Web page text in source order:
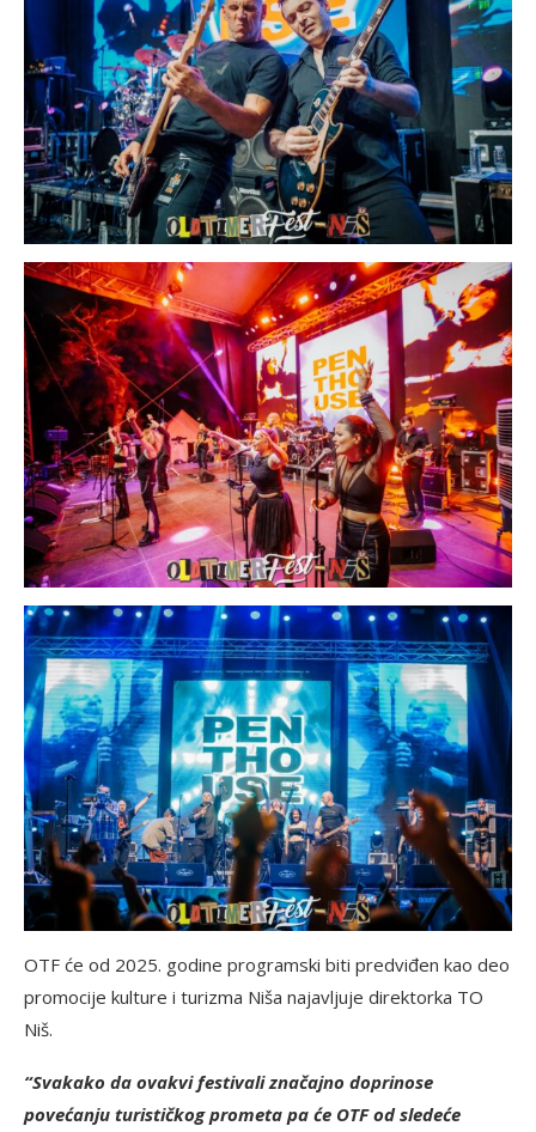
OTF će od 2025. godine programski biti predviđen kao deo
promocije kulture i turizma Niša najavljuje direktorka TO
Niš.
“Svakako da ovakvi festivali značajno doprinose
povećanju turističkog prometa pa će OTF od sledeće